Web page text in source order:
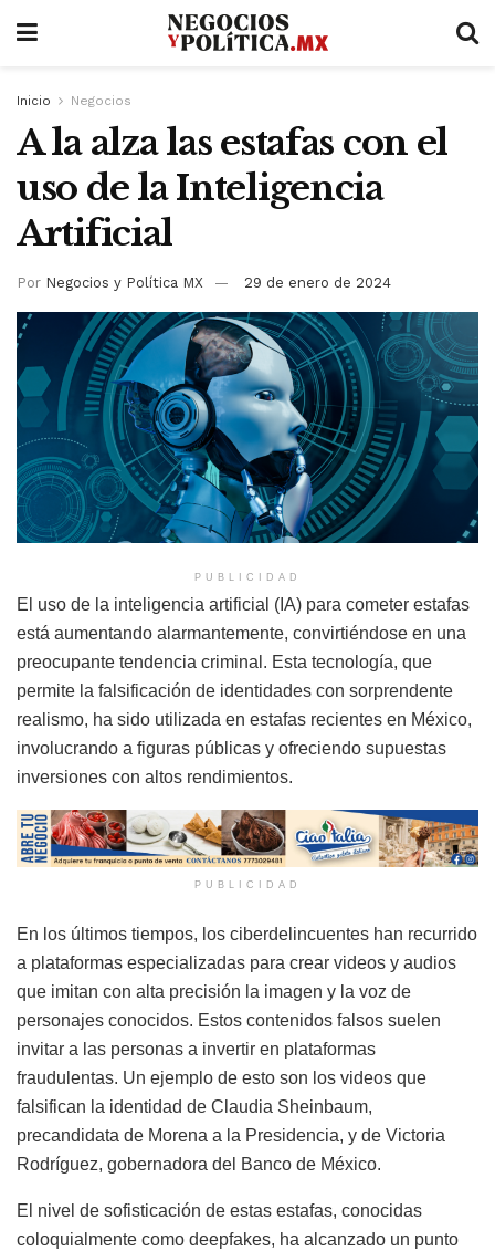
Inicio Negocios
A la alza las estafas con el
uso de la Inteligencia
Artificial
Por Negocios y Política MX 29 de enero de 2024
PUBLICIDAD
El uso de la inteligencia artificial (IA) para cometer estafas
está aumentando alarmantemente, convirtiéndose en una
preocupante tendencia criminal. Esta tecnología, que
permite la falsificación de identidades con sorprendente
realismo, ha sido utilizada en estafas recientes en México,
involucrando a figuras públicas y ofreciendo supuestas
inversiones con altos rendimientos.
PUBLICIDAD
En los últimos tiempos, los ciberdelincuentes han recurrido
a plataformas especializadas para crear videos y audios
que imitan con alta precisión la imagen y la voz de
personajes conocidos. Estos contenidos falsos suelen
invitar a las personas a invertir en plataformas
fraudulentas. Un ejemplo de esto son los videos que
falsifican la identidad de Claudia Sheinbaum,
precandidata de Morena a la Presidencia, y de Victoria
Rodríguez, gobernadora del Banco de México.
El nivel de sofisticación de estas estafas, conocidas
coloquialmente como deepfakes, ha alcanzado un punto